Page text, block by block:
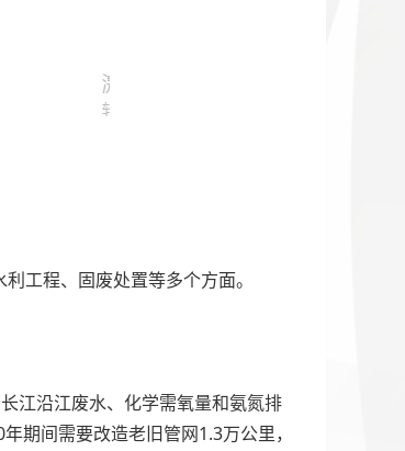
工程、固废处置等多个方面。
江沿江废水、化学需氧量和氨氮排
期间需要改造老旧管网1.3万公里，